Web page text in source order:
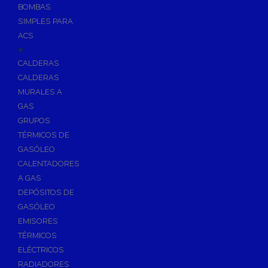
Sumideros para Piscinas
Accesorios para Piscinas
Productos Químicos para Piscinas
Reguladores de PH
Antialgas para Piscinas
Floculante para Piscinas
Cloro para Piscinas
Desinfección de Piscinas sin Cloro
Invernaje de Piscinas
Limpiadores de Piscinas
Kits Analizadores
Dosificadores
Riego, Jardín y Fuentes
BOMBAS
SIMPLES PARA
ACS
+
CALDERAS
CALDERAS
MURALES A
GAS
GRUPOS
TÉRMICOS DE
GASÓLEO
CALENTADORES
A GAS
DEPÓSITOS DE
GASÓLEO
EMISORES
TÉRMICOS
ELÉCTRICOS
RADIADORES